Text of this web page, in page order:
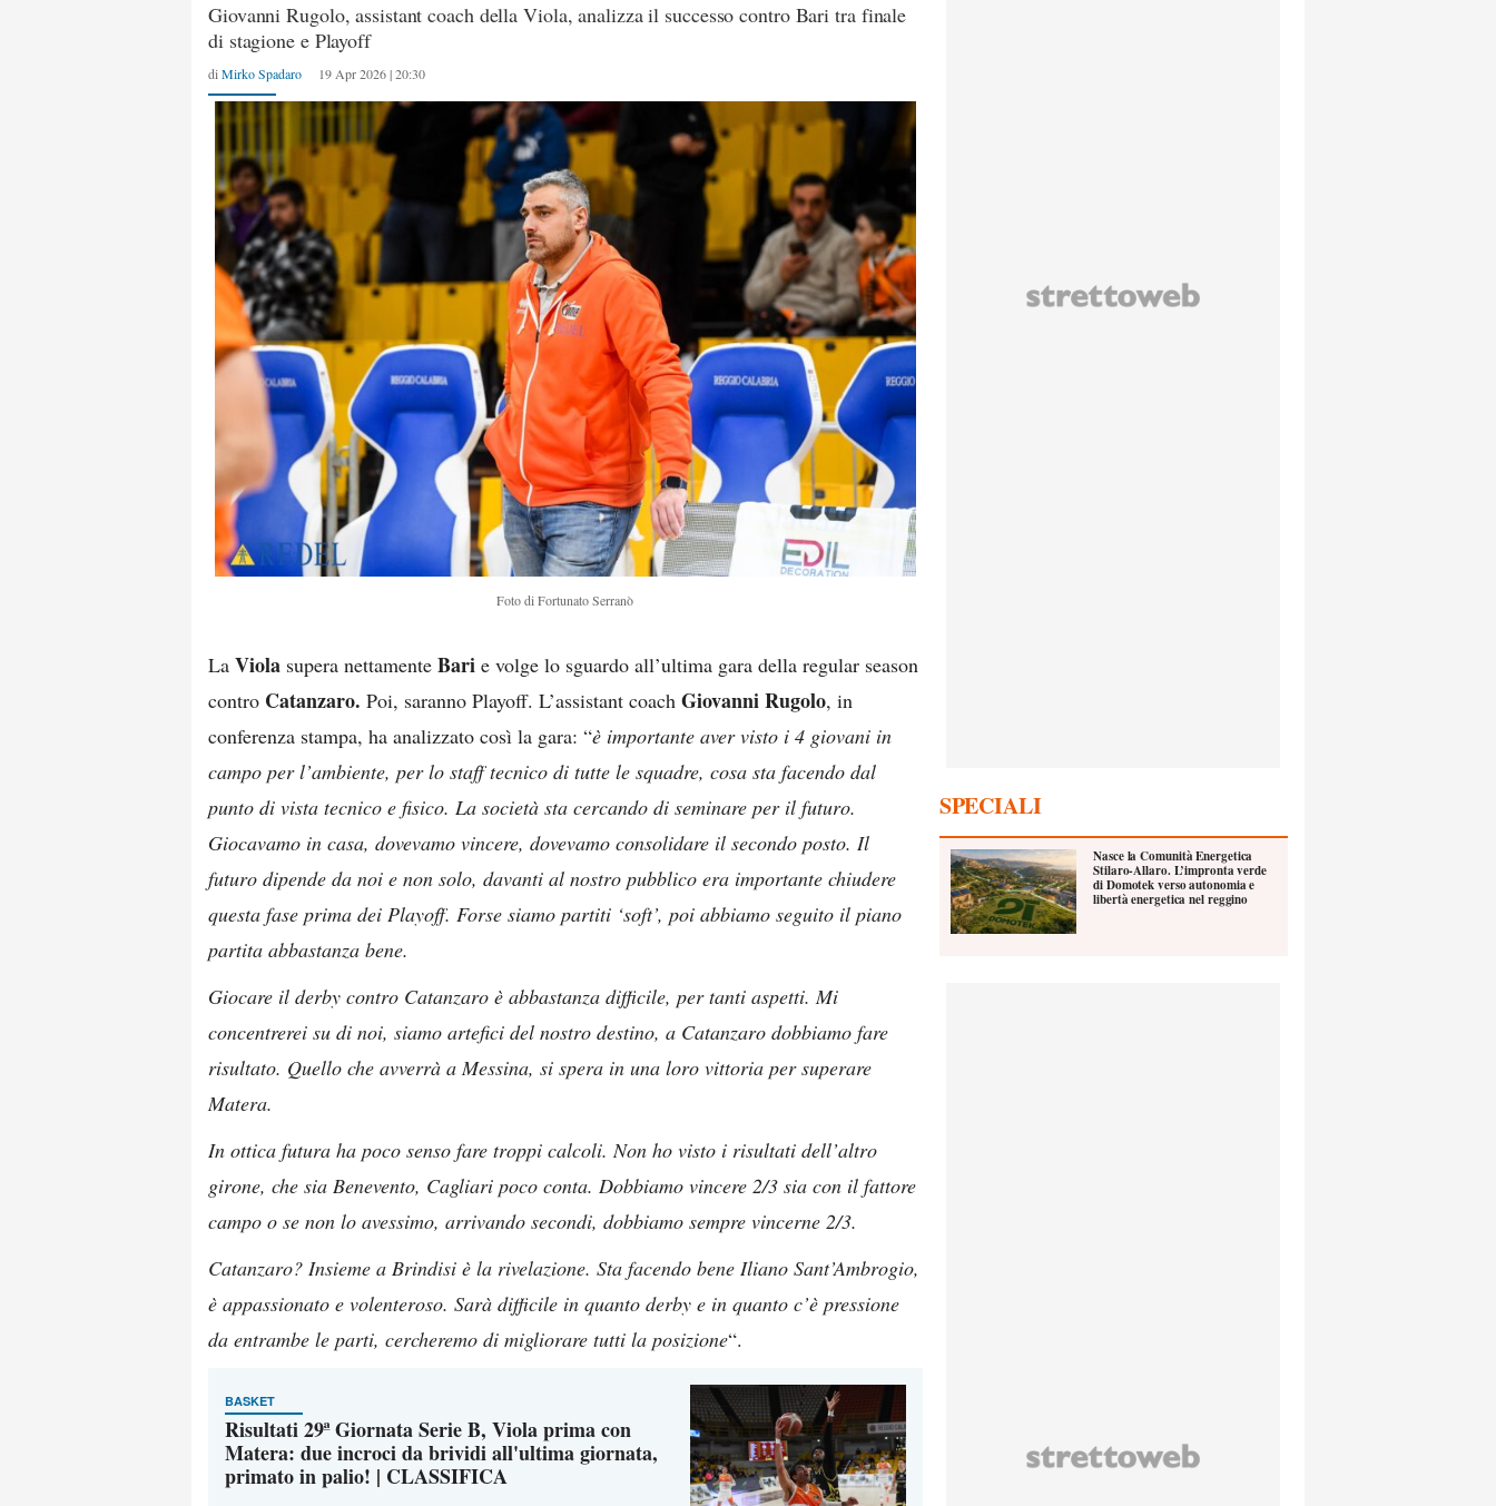
Giovanni Rugolo, assistant coach della Viola, analizza il successo contro Bari tra finale
di stagione e Playoff
di Mirko Spadaro 19 Apr 2026 | 20:30
Foto di Fortunato Serranò
La Viola supera nettamente Bari e volge lo sguardo all’ultima gara della regular season
contro Catanzaro. Poi, saranno Playoff. L’assistant coach Giovanni Rugolo, in
conferenza stampa, ha analizzato così la gara: “è importante aver visto i 4 giovani in
campo per l’ambiente, per lo staff tecnico di tutte le squadre, cosa sta facendo dal
punto di vista tecnico e fisico. La società sta cercando di seminare per il futuro.
Giocavamo in casa, dovevamo vincere, dovevamo consolidare il secondo posto. Il
futuro dipende da noi e non solo, davanti al nostro pubblico era importante chiudere
questa fase prima dei Playoff. Forse siamo partiti ‘soft’, poi abbiamo seguito il piano
partita abbastanza bene.
Giocare il derby contro Catanzaro è abbastanza difficile, per tanti aspetti. Mi
concentrerei su di noi, siamo artefici del nostro destino, a Catanzaro dobbiamo fare
risultato. Quello che avverrà a Messina, si spera in una loro vittoria per superare
Matera.
In ottica futura ha poco senso fare troppi calcoli. Non ho visto i risultati dell’altro
girone, che sia Benevento, Cagliari poco conta. Dobbiamo vincere 2/3 sia con il fattore
campo o se non lo avessimo, arrivando secondi, dobbiamo sempre vincerne 2/3.
Catanzaro? Insieme a Brindisi è la rivelazione. Sta facendo bene Iliano Sant’Ambrogio,
è appassionato e volenteroso. Sarà difficile in quanto derby e in quanto c’è pressione
da entrambe le parti, cercheremo di migliorare tutti la posizione“.
BASKET
Risultati 29ª Giornata Serie B, Viola prima con
Matera: due incroci da brividi all'ultima giornata,
primato in palio! | CLASSIFICA
SPECIALI
Nasce la Comunità Energetica
Stilaro-Allaro. L’impronta verde
di Domotek verso autonomia e
libertà energetica nel reggino